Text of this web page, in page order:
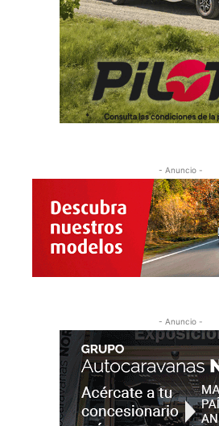
- Anuncio -
- Anuncio -